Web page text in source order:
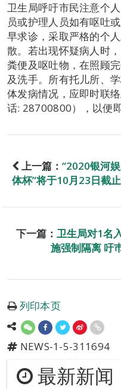
卫生局呼吁市民注意个
员或护理人员如有呕吐
早求诊，采取严格的个
散。若出现怀疑病人时
粪便及呕吐物，在照顾
及洗手。所有托儿所、
体发病情况，应即时联
话: 28700800），以便
上一篇： “2020银河
体杯”将于10月23日截
下一篇： 卫生局对1名
施强制隔离 吁
列印本页
NEWS-1-5-311694
最新新闻